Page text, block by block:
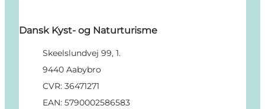
Dansk Kyst- og Naturturisme
Skeelslundvej 99, 1.
9440 Aabybro
CVR: 36471271
EAN: 5790002586583